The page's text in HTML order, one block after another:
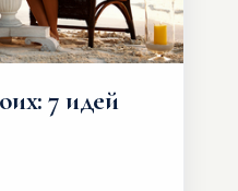
7 идей